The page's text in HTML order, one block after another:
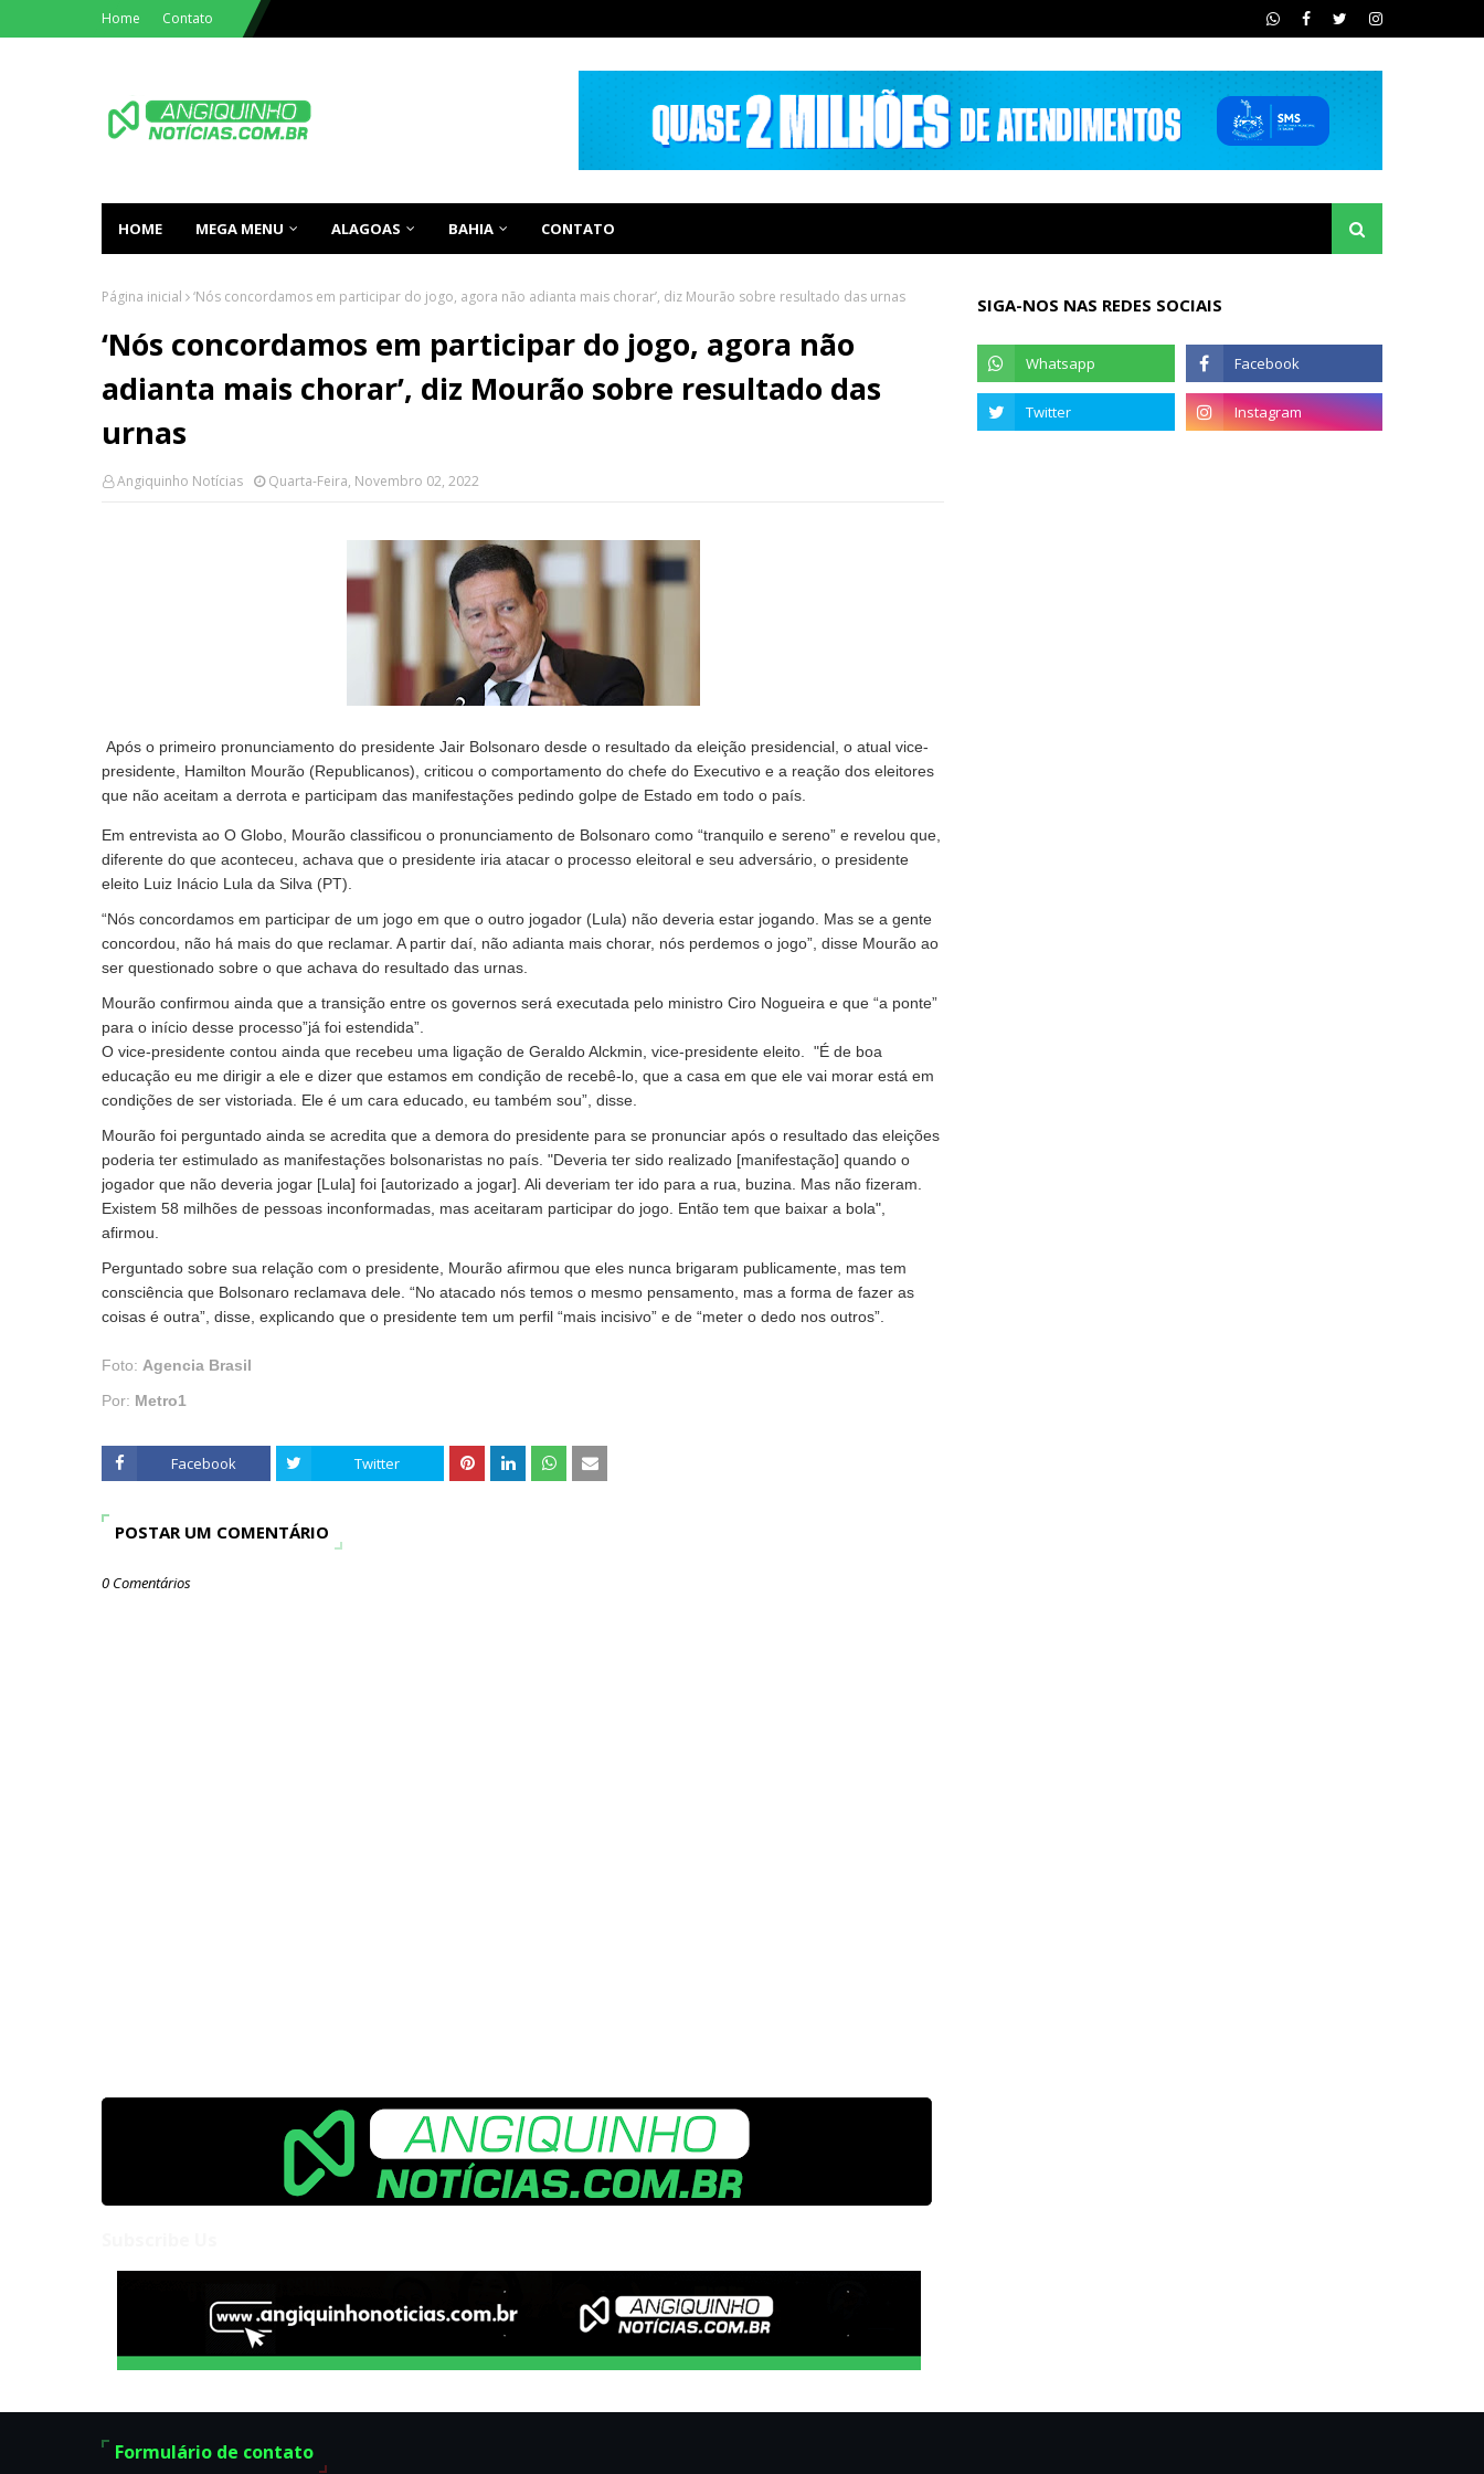
Home Contato
HOME MEGA MENU ALAGOAS BAHIA CONTATO
Página inicial ‘Nós concordamos em participar do jogo, agora não adianta mais chorar’, diz Mourão sobre resultado das urnas
‘Nós concordamos em participar do jogo, agora não
adianta mais chorar’, diz Mourão sobre resultado das
urnas
Angiquinho Notícias Quarta-Feira, Novembro 02, 2022
Após o primeiro pronunciamento do presidente Jair Bolsonaro desde o resultado da eleição presidencial, o atual vice-
presidente, Hamilton Mourão (Republicanos), criticou o comportamento do chefe do Executivo e a reação dos eleitores
que não aceitam a derrota e participam das manifestações pedindo golpe de Estado em todo o país.
Em entrevista ao O Globo, Mourão classificou o pronunciamento de Bolsonaro como “tranquilo e sereno” e revelou que,
diferente do que aconteceu, achava que o presidente iria atacar o processo eleitoral e seu adversário, o presidente
eleito Luiz Inácio Lula da Silva (PT).
“Nós concordamos em participar de um jogo em que o outro jogador (Lula) não deveria estar jogando. Mas se a gente
concordou, não há mais do que reclamar. A partir daí, não adianta mais chorar, nós perdemos o jogo”, disse Mourão ao
ser questionado sobre o que achava do resultado das urnas.
Mourão confirmou ainda que a transição entre os governos será executada pelo ministro Ciro Nogueira e que “a ponte”
para o início desse processo”já foi estendida”.
O vice-presidente contou ainda que recebeu uma ligação de Geraldo Alckmin, vice-presidente eleito. "É de boa
educação eu me dirigir a ele e dizer que estamos em condição de recebê-lo, que a casa em que ele vai morar está em
condições de ser vistoriada. Ele é um cara educado, eu também sou”, disse.
Mourão foi perguntado ainda se acredita que a demora do presidente para se pronunciar após o resultado das eleições
poderia ter estimulado as manifestações bolsonaristas no país. "Deveria ter sido realizado [manifestação] quando o
jogador que não deveria jogar [Lula] foi [autorizado a jogar]. Ali deveriam ter ido para a rua, buzina. Mas não fizeram.
Existem 58 milhões de pessoas inconformadas, mas aceitaram participar do jogo. Então tem que baixar a bola",
afirmou.
Perguntado sobre sua relação com o presidente, Mourão afirmou que eles nunca brigaram publicamente, mas tem
consciência que Bolsonaro reclamava dele. “No atacado nós temos o mesmo pensamento, mas a forma de fazer as
coisas é outra”, disse, explicando que o presidente tem um perfil “mais incisivo” e de “meter o dedo nos outros”.
Foto: Agencia Brasil
Por: Metro1
Facebook Twitter
POSTAR UM COMENTÁRIO
0 Comentários
SIGA-NOS NAS REDES SOCIAIS
Formulário de contato